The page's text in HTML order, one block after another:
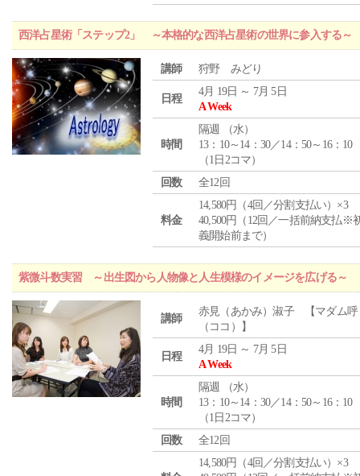
西洋占星術「ステップ2」 ～本格的な西洋占星術の世界に参入する～
講師 狩野 みどり
日程
4月 19日 ～ 7月 5日
A Week
時間
隔週 （水）
13：10～14：30／14：50～16：10
（1日2コマ）
回数
全12回
料金
14,580円（4回／分割支払い）×3
40,500円（12回／一括前納支払※
義開始前まで）
紫微斗数実習 ～出生図から人物像と人生模様のイメージを広げる～
講師
赤見（あかみ）淑子 【マダム呼
（ココ）】
日程
4月 19日 ～ 7月 5日
A Week
時間
隔週 （水）
13：10～14：30／14：50～16：10
（1日2コマ）
回数
全12回
14,580円（4回／分割支払い）×3